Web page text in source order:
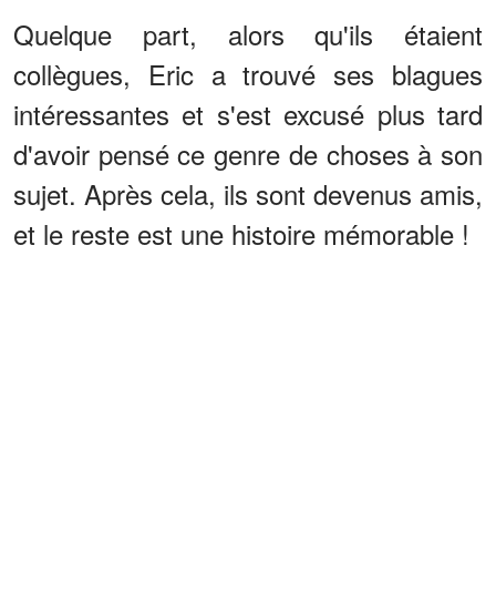
Quelque part, alors qu'ils étaient
collègues, Eric a trouvé ses blagues
intéressantes et s'est excusé plus tard
d'avoir pensé ce genre de choses à son
sujet. Après cela, ils sont devenus amis,
et le reste est une histoire mémorable !